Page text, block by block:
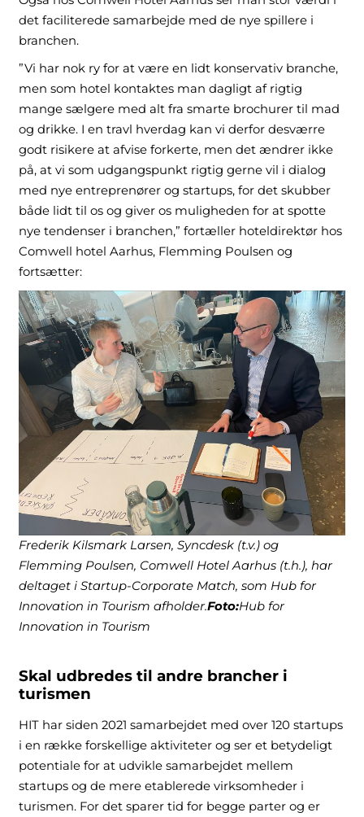
det faciliterede samarbejde med de nye spillere i
branchen.
”Vi har nok ry for at være en lidt konservativ branche,
men som hotel kontaktes man dagligt af rigtig
mange sælgere med alt fra smarte brochurer til mad
og drikke. I en travl hverdag kan vi derfor desværre
godt risikere at afvise forkerte, men det ændrer ikke
på, at vi som udgangspunkt rigtig gerne vil i dialog
med nye entreprenører og startups, for det skubber
både lidt til os og giver os muligheden for at spotte
nye tendenser i branchen,” fortæller hoteldirektør hos
Comwell hotel Aarhus, Flemming Poulsen og
fortsætter:
Frederik Kilsmark Larsen, Syncdesk (t.v.) og
Flemming Poulsen, Comwell Hotel Aarhus (t.h.), har
deltaget i Startup-Corporate Match, som Hub for
Innovation in Tourism afholder.Foto:Hub for
Innovation in Tourism
Skal udbredes til andre brancher i
turismen
HIT har siden 2021 samarbejdet med over 120 startups
i en række forskellige aktiviteter og ser et betydeligt
potentiale for at udvikle samarbejdet mellem
startups og de mere etablerede virksomheder i
turismen. For det sparer tid for begge parter og er